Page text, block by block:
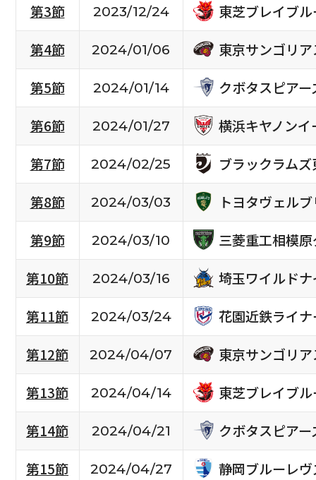
第3節
2023/12/24
東芝ブレイブ
第4節
2024/01/06
東京サンゴリア
第5節
2024/01/14
クボタスピア
第6節
2024/01/27
横浜キヤノンイ
第7節
2024/02/25
ブラックラムズ
第8節
2024/03/03
トヨタヴェル
第9節
2024/03/10
三菱重工相模
第10節
2024/03/16
埼玉ワイルド
第11節
2024/03/24
花園近鉄ライナ
第12節
2024/04/07
東京サンゴリア
第13節
2024/04/14
東芝ブレイブ
第14節
2024/04/21
クボタスピア
第15節
2024/04/27
静岡ブルーレヴ